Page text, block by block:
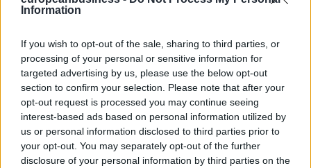
Information
If you wish to opt-out of the sale, sharing to third parties, or
processing of your personal or sensitive information for
targeted advertising by us, please use the below opt-out
section to confirm your selection. Please note that after your
opt-out request is processed you may continue seeing
interest-based ads based on personal information utilized by
us or personal information disclosed to third parties prior to
your opt-out. You may separately opt-out of the further
disclosure of your personal information by third parties on the
ΔΙΑΒΑΣΤΕ ΑΚΟΜΗ